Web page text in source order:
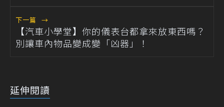
下一篇 →
【汽車小學堂】你的儀表台都拿來放東西嗎？
別讓車內物品變成變「凶器」！
延伸閱讀